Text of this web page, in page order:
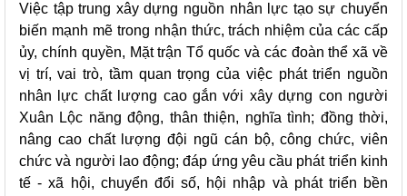
Việc tập trung xây dựng nguồn nhân lực tạo sự chuyển
biến mạnh mẽ trong nhận thức, trách nhiệm của các cấp
ủy, chính quyền, Mặt trận Tổ quốc và các đoàn thể xã về
vị trí, vai trò, tầm quan trọng của việc phát triển nguồn
nhân lực chất lượng cao gắn với xây dựng con người
Xuân Lộc năng động, thân thiện, nghĩa tình; đồng thời,
nâng cao chất lượng đội ngũ cán bộ, công chức, viên
chức và người lao động; đáp ứng yêu cầu phát triển kinh
tế - xã hội, chuyển đổi số, hội nhập và phát triển bền